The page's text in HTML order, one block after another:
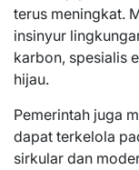
terus meningkat.
insinyur
karbon, spesialis
hijau.
Pemerintah juga
dapat terkelola
sirkular dan